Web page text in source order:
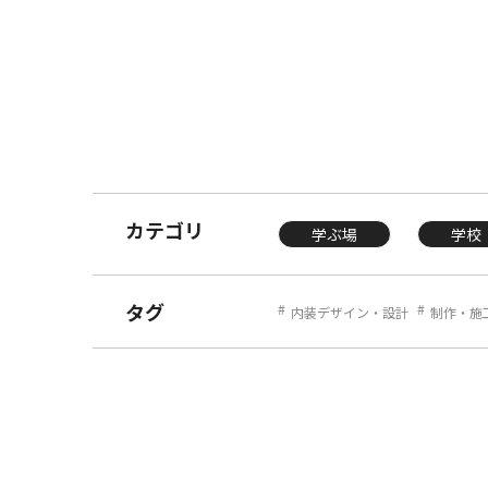
カテゴリ 学ぶ場 学校
タグ 内装デザイン・設計 制作・施